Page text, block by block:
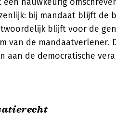
bij mandaat blijft de
blijft voor de
van de mandaatverlener.
aan de democratische